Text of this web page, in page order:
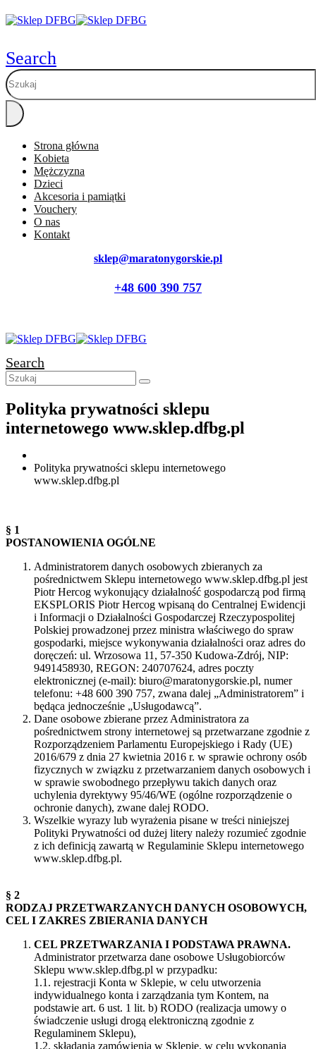
Search
Strona główna
Kobieta
Mężczyzna
Dzieci
Akcesoria i pamiątki
Vouchery
O nas
Kontakt
sklep@maratonygorskie.pl
+48 600 390 757
Search
Polityka prywatności sklepu
internetowego www.sklep.dfbg.pl
Polityka prywatności sklepu internetowego
www.sklep.dfbg.pl
§ 1
POSTANOWIENIA OGÓLNE
Administratorem danych osobowych zbieranych za
pośrednictwem Sklepu internetowego www.sklep.dfbg.pl jest
Piotr Hercog wykonujący działalność gospodarczą pod firmą
EKSPLORIS Piotr Hercog wpisaną do Centralnej Ewidencji
i Informacji o Działalności Gospodarczej Rzeczypospolitej
Polskiej prowadzonej przez ministra właściwego do spraw
gospodarki, miejsce wykonywania działalności oraz adres do
doręczeń: ul. Wrzosowa 11, 57-350 Kudowa-Zdrój, NIP:
9491458930, REGON: 240707624, adres poczty
elektronicznej (e-mail): biuro@maratonygorskie.pl, numer
telefonu: +48 600 390 757, zwana dalej „Administratorem” i
będąca jednocześnie „Usługodawcą”.
Dane osobowe zbierane przez Administratora za
pośrednictwem strony internetowej są przetwarzane zgodnie z
Rozporządzeniem Parlamentu Europejskiego i Rady (UE)
2016/679 z dnia 27 kwietnia 2016 r. w sprawie ochrony osób
fizycznych w związku z przetwarzaniem danych osobowych i
w sprawie swobodnego przepływu takich danych oraz
uchylenia dyrektywy 95/46/WE (ogólne rozporządzenie o
ochronie danych), zwane dalej RODO.
Wszelkie wyrazy lub wyrażenia pisane w treści niniejszej
Polityki Prywatności od dużej litery należy rozumieć zgodnie
z ich definicją zawartą w Regulaminie Sklepu internetowego
www.sklep.dfbg.pl.
§ 2
RODZAJ PRZETWARZANYCH DANYCH OSOBOWYCH,
CEL I ZAKRES ZBIERANIA DANYCH
CEL PRZETWARZANIA I PODSTAWA PRAWNA.
Administrator przetwarza dane osobowe Usługobiorców
Sklepu www.sklep.dfbg.pl w przypadku:
1.1. rejestracji Konta w Sklepie, w celu utworzenia
indywidualnego konta i zarządzania tym Kontem, na
podstawie art. 6 ust. 1 lit. b) RODO (realizacja umowy o
świadczenie usługi drogą elektroniczną zgodnie z
Regulaminem Sklepu),
1.2. składania zamówienia w Sklepie, w celu wykonania